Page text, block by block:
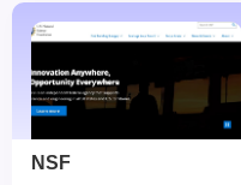
（Bethesda）。作为美
国卫生与公众服务部
（U.S. Department of
Health and Human
NIH的使命是探索生命本
NSF